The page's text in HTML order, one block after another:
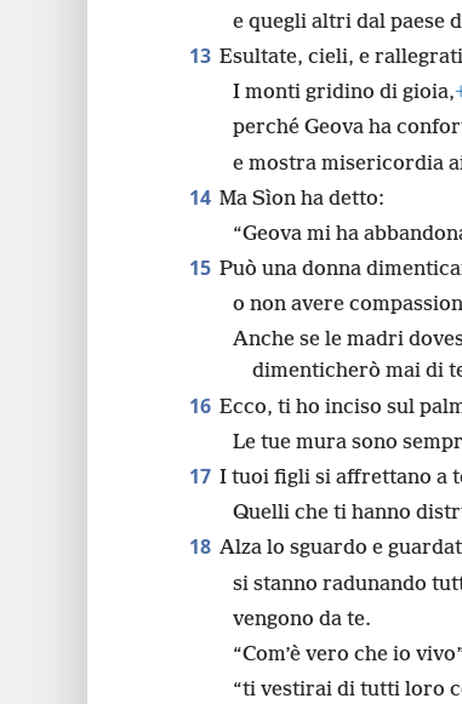
e quegli altri dal paese
13 Esultate, cieli, e
I monti gridino di gioia,
perché Geova ha
e mostra misericordia
14 Ma Sìon ha detto:
“Geova mi ha
15 Può una donna
o non avere
Anche se le madri
dimenticherò mai di
16 Ecco, ti ho inciso sul
Le tue mura sono
17 I tuoi figli si affrettano a
Quelli che ti hanno
18 Alza lo sguardo e
si stanno radunando
vengono da te.
“Com’è vero che io
“ti vestirai di tutti loro